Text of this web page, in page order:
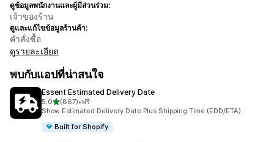
ดูข้อมูลพนักงานและผู้มีส่วนร่วม:
เจ้าของร้าน
ดูและแก้ไขข้อมูลร้านค้า:
คำสั่งซื้อ
ดูรายละเอียด
พบกับแอปที่น่าสนใจ
Essent Estimated Delivery Date
5.0เต็ม 5 ดาว
(867)
ทั้งหมด 867 รีวิว
•ฟรี
Show Estimated Delivery Date Plus Shipping Time (EDD/ETA)
Built for Shopify